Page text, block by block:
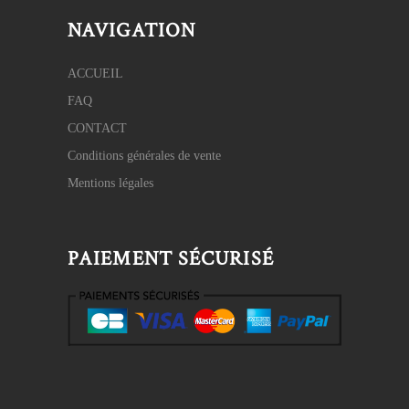
NAVIGATION
ACCUEIL
FAQ
CONTACT
Conditions générales de vente
Mentions légales
PAIEMENT SÉCURISÉ